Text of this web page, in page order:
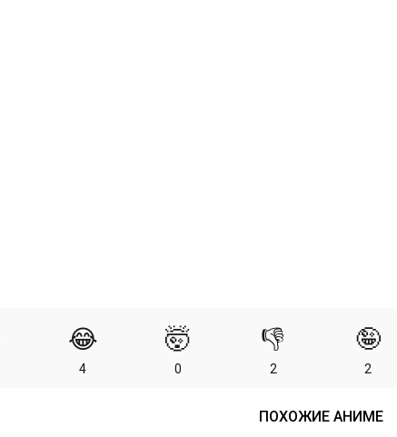
😂
4
🤯
0
👎
2
🤪
2
ПОХОЖИЕ АНИМЕ